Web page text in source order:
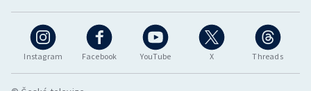
Instagram Facebook YouTube X Threads